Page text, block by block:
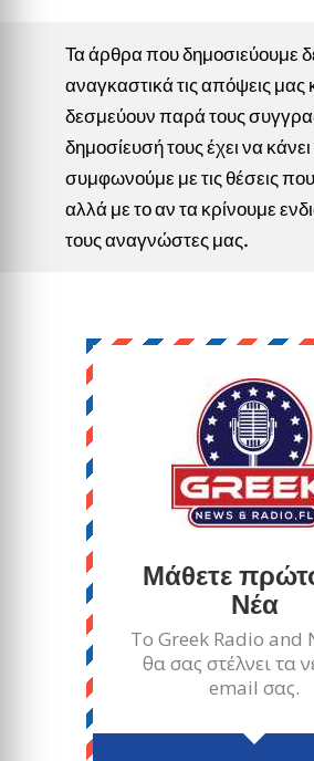
Τα άρθρα που δημοσιεύουμε
αναγκαστικά τις απόψεις μας
δεσμεύουν παρά τους
δημοσίευσή τους έχει να κάνει
συμφωνούμε με τις θέσεις
αλλά με το αν τα κρίνουμε
τους αναγνώστες μας.
Μάθετε
Νέα
Το Greek Radio and
θα σας στέλνει τα
email σας.